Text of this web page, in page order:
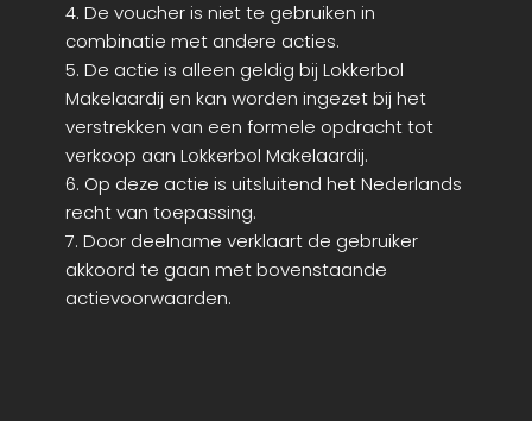
4. De voucher is niet te gebruiken in
combinatie met andere acties.
5. De actie is alleen geldig bij Lokkerbol
Makelaardij en kan worden ingezet bij het
verstrekken van een formele opdracht tot
verkoop aan Lokkerbol Makelaardij.
6. Op deze actie is uitsluitend het Nederlands
recht van toepassing.
7. Door deelname verklaart de gebruiker
akkoord te gaan met bovenstaande
actievoorwaarden.